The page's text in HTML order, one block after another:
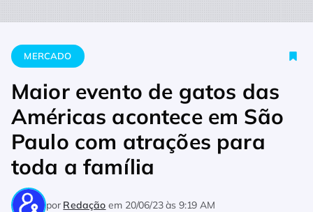
Home Mercado Maior evento de gatos das Américas
MERCADO
Maior evento de gatos das
Américas acontece em São
Paulo com atrações para
toda a família
por Redação em 20/06/23 às 9:19 AM